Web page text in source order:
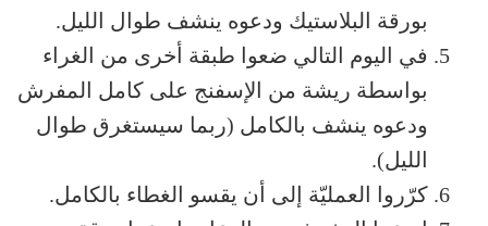
بورقة البلاستيك ودعوه ينشف طوال الليل.
في اليوم التالي ضعوا طبقة أخرى من الغراء
بواسطة ريشة من الإسفنج على كامل المفرش
ودعوه ينشف بالكامل (ربما سيستغرق طوال
الليل).
كرّروا العمليّة إلى أن يقسو الغطاء بالكامل.